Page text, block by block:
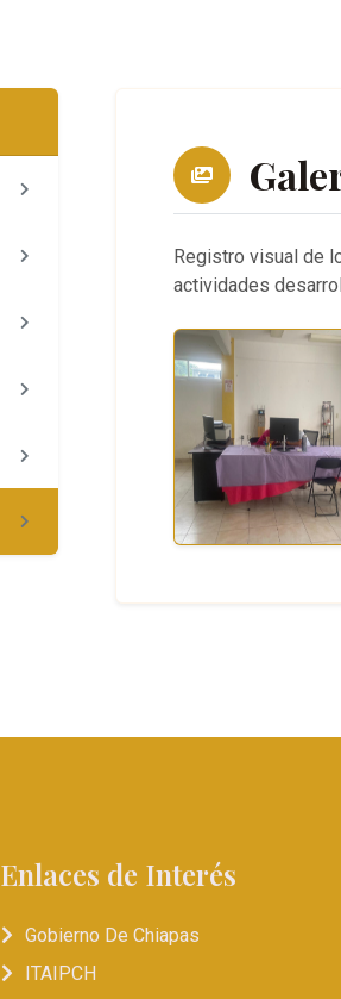
Registro visual de
actividades
Enlaces de Interés
Gobierno De Chiapas
ITAIPCH